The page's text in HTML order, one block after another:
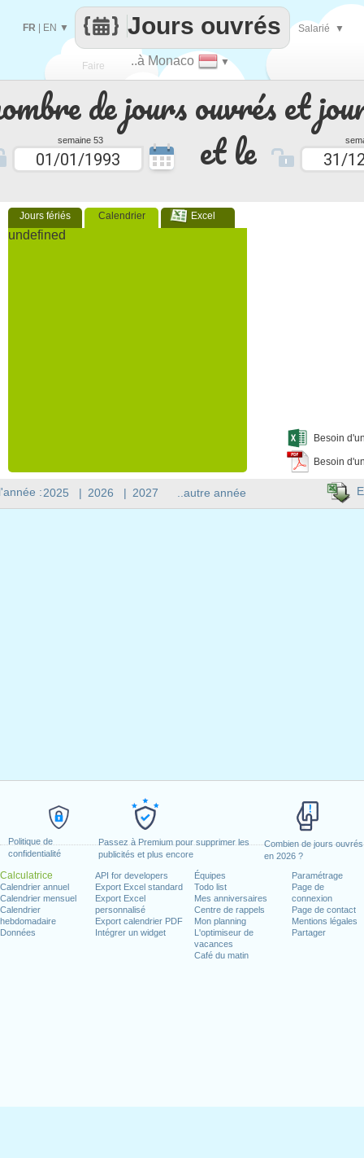
Politique de
confidentialité
Passez à Premium pour supprimer les
publicités et plus encore
Combien de jours ouvrés
en 2026 ?
Calculatrice
Calendrier annuel
Calendrier mensuel
Calendrier
hebdomadaire
Données
API for developers
Export Excel standard
Export Excel
personnalisé
Export calendrier PDF
Intégrer un widget
Équipes
Todo list
Mes anniversaires
Centre de rappels
Mon planning
L'optimiseur de
vacances
Café du matin
Paramétrage
Page de
connexion
Page de contact
Mentions légales
Partager
de jours ouvrés et
semaine 53 et le
Jours fériés Calendrier Excel
undefined
Besoin
Besoin
Faire
que
..à Monaco ▼
Jours ouvrés
FR EN ▼ Salarié ▼
:2025 | 2026 | 2027 ..autre année